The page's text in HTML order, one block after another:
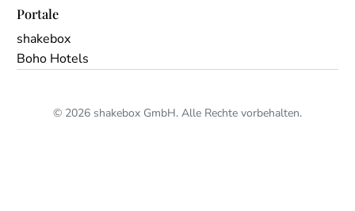
Portale
shakebox
Boho Hotels
© 2026 shakebox GmbH. Alle Rechte vorbehalten.